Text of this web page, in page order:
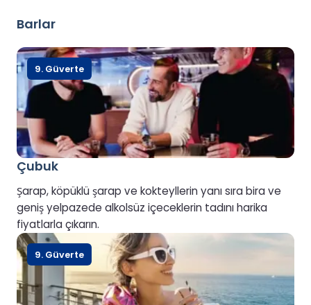
Barlar
Çubuk
Şarap, köpüklü şarap ve kokteyllerin yanı sıra bira ve
geniş yelpazede alkolsüz içeceklerin tadını harika
fiyatlarla çıkarın.
9. Güverte
9. Güverte